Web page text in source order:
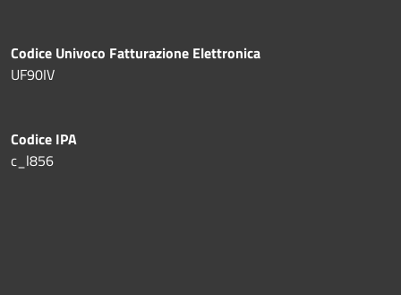
Codice Univoco Fatturazione Elettronica
UF90IV
Codice IPA
c_l856